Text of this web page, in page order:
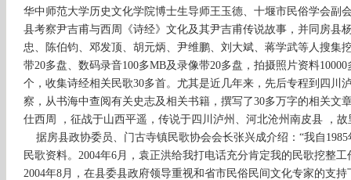
华中师范大学历史文化学院博士生导师王玉德、十堰市民俗学会副
县考察尹吉甫与西周《诗经》文化及其尹吉甫传说故事，并同房县
忠、陈伯钧、邓发顶、胡元炳、尹维鹏、刘大斌、蒋学武等人搜集
带20多盘、数码录音100多MB及录像带20多盘，拍摄照片资料
个，收集诗经相关民歌30多首。尤其是近几年来，先后专程到四川
察，从书海中查阅有关史志及相关书籍，撰写了30多万字的相关文
仕西周 ，征战于山西平遥，传说于四川泸州、河北沧州南皮县 ，
据房县政协委员、门古寺镇民歌协会会长张兴成介绍：“我自
民歌资料。2004年6月，袁正洪给我打电话充分肯定我的民歌挖整
2004年8月，在县委县政府领导重视和省市民俗民间文化专家的支